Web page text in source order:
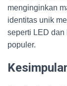
menginginkan
identitas unik
seperti LED dan
populer.